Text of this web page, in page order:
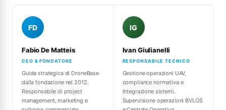
FD
Fabio De Matteis
CEO & FONDATORE
Guida strategica di DroneBase
dalla fondazione nel 2012.
Responsabile di project
management, marketing e
IG
Ivan Giulianelli
RESPONSABILE TECNICO
Gestione operazioni UAV,
compliance normativa e
integrazione sistemi.
Supervisione operazioni BVLOS